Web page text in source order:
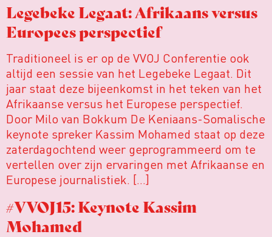
Legebeke Legaat: Afrikaans versus
Europees perspectief
Traditioneel is er op de VVOJ Conferentie ook
altijd een sessie van het Legebeke Legaat. Dit
jaar staat deze bijeenkomst in het teken van het
Afrikaanse versus het Europese perspectief.
Door Milo van Bokkum De Keniaans-Somalische
keynote spreker Kassim Mohamed staat op deze
zaterdagochtend weer geprogrammeerd om te
vertellen over zijn ervaringen met Afrikaanse en
Europese journalistiek. […]
#VVOJ15: Keynote Kassim
Mohamed